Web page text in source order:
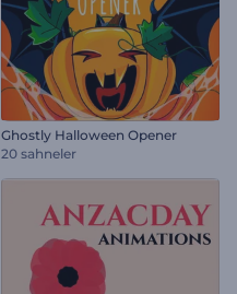
Ghostly Halloween Opener
20 sahneler